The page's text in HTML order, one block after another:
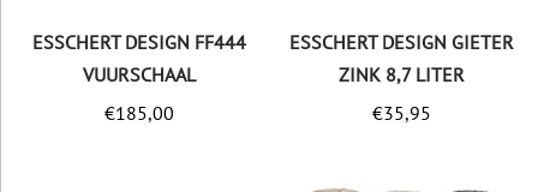
ESSCHERT DESIGN FF444
VUURSCHAAL
€185,00
ESSCHERT DESIGN GIETER
ZINK 8,7 LITER
€35,95